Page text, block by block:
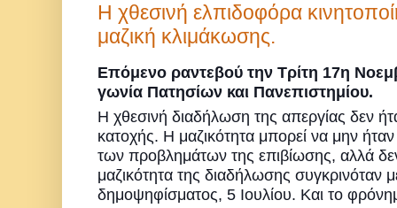
Η χθεσινή ελπιδοφόρα
μαζική κλιμάκωσης.
Επόμενο ραντεβού την Τρίτη 17η
γωνία Πατησίων και Πανεπιστημίου.
Η χθεσινή διαδήλωση της απεργίας δεν
κατοχής. Η μαζικότητα μπορεί να μην
των προβλημάτων της επιβίωσης, αλλά
μαζικότητα της διαδήλωσης συγκρινόταν
δημοψηφίσματος, 5 Ιουλίου. Και το